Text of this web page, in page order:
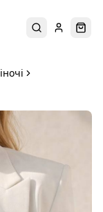
ПошукУвійти